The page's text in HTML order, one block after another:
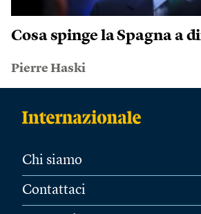
Cosa spinge la Spagna a
Pierre Haski
Chi siamo
Contattaci